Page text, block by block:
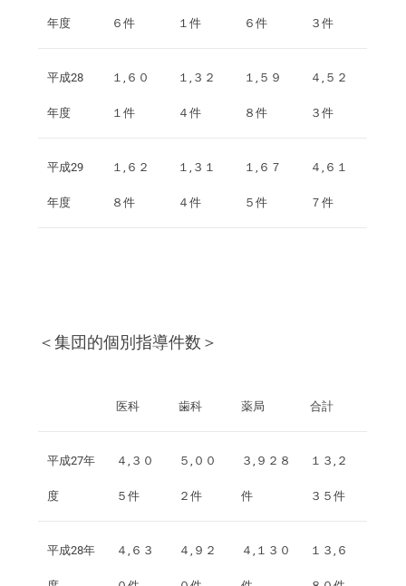
年度 ６件 １件 ６件 ３件
平成28
年度
１,６０
１件
１,３２
４件
１,５９
８件
４,５２
３件
平成29
年度
１,６２
８件
１,３１
４件
１,６７
５件
４,６１
７件
＜集団的個別指導件数＞
医科 歯科 薬局 合計
平成27年
度
４,３０
５件
５,００
２件
３,９２８
件
１３,２
３５件
平成28年 ４,６３ ４,９２ ４,１３０ １３,６